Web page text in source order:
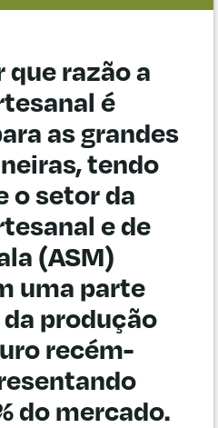
que razão a
é
as grandes
tendo
o setor da
e de
(ASM)
uma parte
produção
recém-
do mercado.